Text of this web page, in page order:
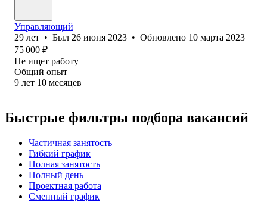
Управляющий
29 лет • Был 26 июня 2023 • Обновлено 10 марта 2023
75 000 ₽
Не ищет работу
Общий опыт
9 лет 10 месяцев
Быстрые фильтры подбора вакансий
Частичная занятость
Гибкий график
Полная занятость
Полный день
Проектная работа
Сменный график